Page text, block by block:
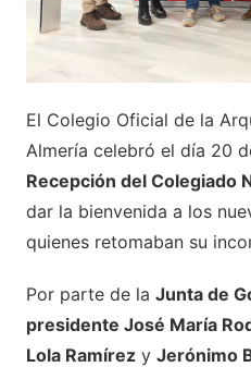
El Colegio Oficial de la
Almería celebró el día 20
Recepción del Colegiado
dar la bienvenida a los
quienes retomaban su
Por parte de la Junta de
presidente José María
Lola Ramírez y Jerónimo